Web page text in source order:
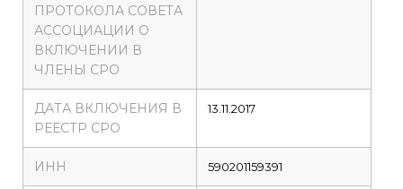
ПРОТОКОЛА СОВЕТА
АССОЦИАЦИИ О
ВКЛЮЧЕНИИ В
ЧЛЕНЫ СРО
ДАТА ВКЛЮЧЕНИЯ В
РЕЕСТР СРО
13.11.2017
ИНН 590201159391